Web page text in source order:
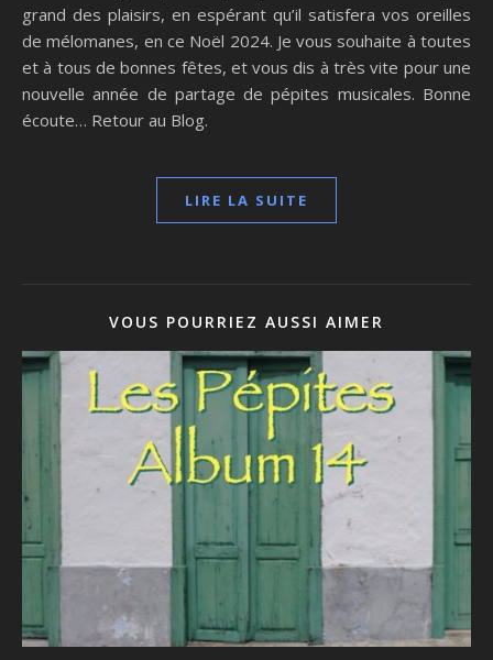
grand des plaisirs, en espérant qu’il satisfera vos oreilles
de mélomanes, en ce Noël 2024. Je vous souhaite à toutes
et à tous de bonnes fêtes, et vous dis à très vite pour une
nouvelle année de partage de pépites musicales. Bonne
écoute… Retour au Blog.
LIRE LA SUITE
VOUS POURRIEZ AUSSI AIMER